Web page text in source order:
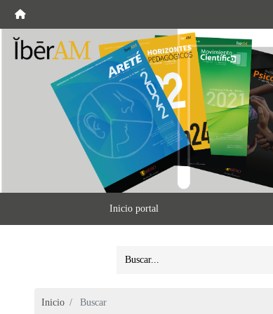
Inicio portal
Inicio Buscar